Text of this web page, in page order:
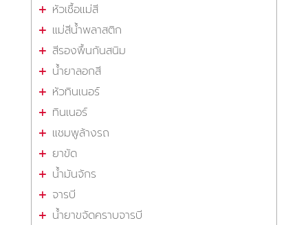
หัวเชื้อแม่สี
แม่สีน้ำพลาสติก
สีรองพื้นกันสนิม
น้ำยาลอกสี
หัวทินเนอร์
ทินเนอร์
แชมพูล้างรถ
ยาขัด
น้ำมันจักร
จารบี
น้ำยาขจัดคราบจารบี